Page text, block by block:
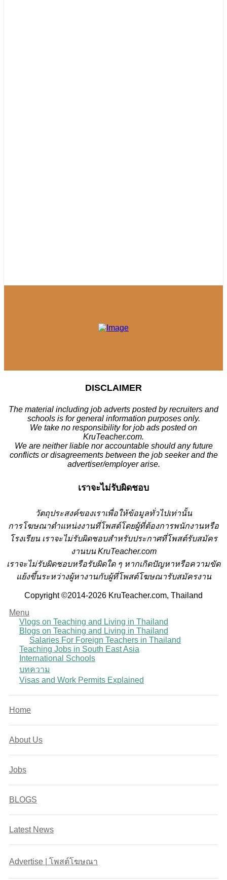
DISCLAIMER
The material including job adverts posted by recruiters and
schools is for general information purposes only.
We take no responsibility for job ads posted on
KruTeacher.com.
We are neither liable nor accountable should any future
conflicts or disagreements between the job seeker and the
advertiser/employer arise.
เราจะไม่รับผิดชอบ
วัตถุประสงค์ของเราเพื่อให้ข้อมูลทั่วไปเท่านั้น
การโฆษณาตำแหน่งงานที่โพสต์โดยผู้ที่ต้องการพนักงานหรือ
โรงเรียน เราจะไม่รับผิดชอบสำหรับประกาศที่โพสต์รับสมัคร
งานบน KruTeacher.com
เราจะไม่รับผิดชอบหรือรับผิดใด ๆ หากเกิดปัญหาหรือความขัด
แย้งขึ้นระหว่างผู้หางานกับผู้ที่โพสต์โฆษณารับสมัครงาน
Copyright ©2014-2026 KruTeacher.com, Thailand
Menu
Vlogs on Teaching and Living in Thailand
Blogs on Teaching and Living in Thailand
Salaries For Foreign Teachers in Thailand
Teaching Jobs in South East Asia
International Schools
บทความ
Visas and Work Permits Explained
Home
About Us
Jobs
BLOGS
Latest News
Advertise | โพสต์โฆษณา